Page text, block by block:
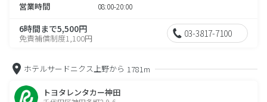
営業時間 08:00-20:00
6時間まで5,500円
免責補償制度1,100円 03-3817-7100
ホテルサードニクス上野から 1781m
トヨタレンタカー神田